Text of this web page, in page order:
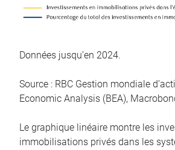
Données jusqu’en 2024.
Source : RBC Gestion mondiale
Economic Analysis (BEA),
Le graphique linéaire montre les
immobilisations privés dans les